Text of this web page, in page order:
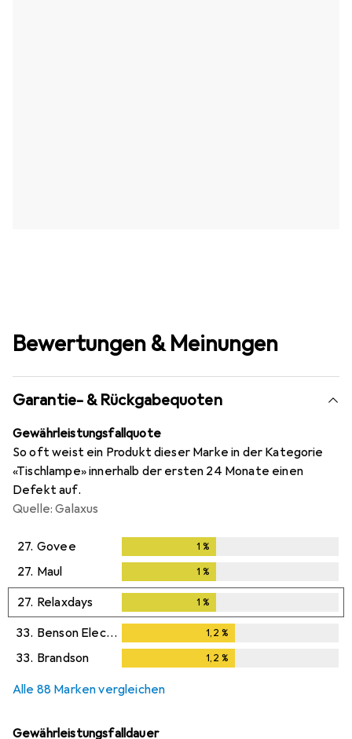
Bewertungen & Meinungen
Garantie- & Rückgabequoten
Gewährleistungsfallquote
So oft weist ein Produkt dieser Marke in der Kategorie
«Tischlampe» innerhalb der ersten 24 Monate einen
Defekt auf.
Quelle: Galaxus
27. Govee 1 %
27. Maul 1 %
27. Relaxdays 1 %
33. Benson Electric 1,2 %
33. Brandson 1,2 %
Alle 88 Marken vergleichen
Gewährleistungsfalldauer